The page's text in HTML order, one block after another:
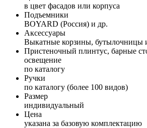
в цвет фасадов или корпуса
Подъемники
BOYARD (Россия) и др.
Аксессуары
Выкатные корзины, бутылочницы
Пристеночный плинтус, барные
освещение
по каталогу
Ручки
по каталогу (более 100 видов)
Размер
индивидуальный
Цена
указана за базовую комплектацию